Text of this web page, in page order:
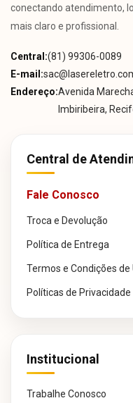
conectando atendimento,
mais claro e profissional.
Central:(81) 99306-0089
E-mail:
Endereço:Avenida
Imbiribeira,
Central de
Fale Conosco
Troca e Devolução
Política de Entrega
Termos e Condições de
Políticas de Privacidade
Institucional
Trabalhe Conosco